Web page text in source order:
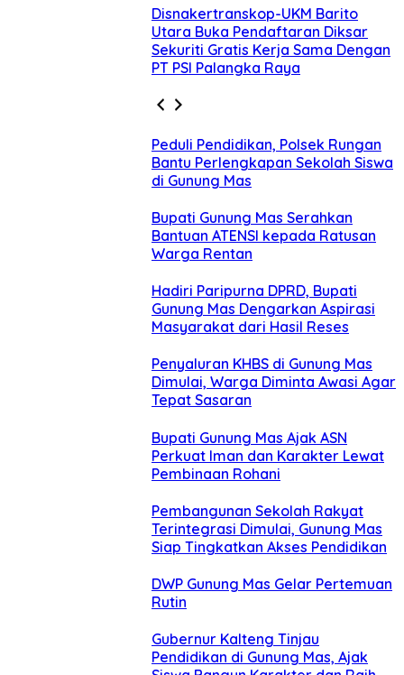
Disnakertranskop-UKM Barito
Utara Buka Pendaftaran Diksar
Sekuriti Gratis Kerja Sama Dengan
PT PSI Palangka Raya
Peduli Pendidikan, Polsek Rungan
Bantu Perlengkapan Sekolah Siswa
di Gunung Mas
Bupati Gunung Mas Serahkan
Bantuan ATENSI kepada Ratusan
Warga Rentan
Hadiri Paripurna DPRD, Bupati
Gunung Mas Dengarkan Aspirasi
Masyarakat dari Hasil Reses
Penyaluran KHBS di Gunung Mas
Dimulai, Warga Diminta Awasi Agar
Tepat Sasaran
Bupati Gunung Mas Ajak ASN
Perkuat Iman dan Karakter Lewat
Pembinaan Rohani
Pembangunan Sekolah Rakyat
Terintegrasi Dimulai, Gunung Mas
Siap Tingkatkan Akses Pendidikan
DWP Gunung Mas Gelar Pertemuan
Rutin
Gubernur Kalteng Tinjau
Pendidikan di Gunung Mas, Ajak